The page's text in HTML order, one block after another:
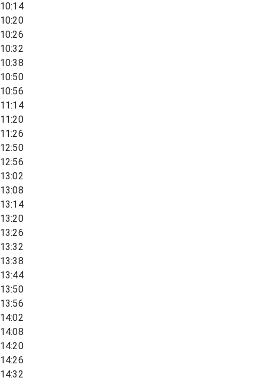
10:14
10:20
10:26
10:32
10:38
10:50
10:56
11:14
11:20
11:26
12:50
12:56
13:02
13:08
13:14
13:20
13:26
13:32
13:38
13:44
13:50
13:56
14:02
14:08
14:20
14:26
14:32